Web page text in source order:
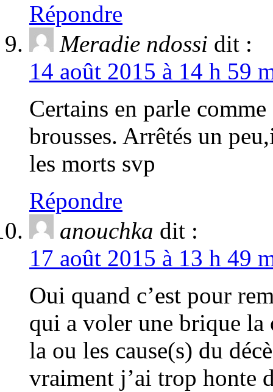
Répondre
Meradie ndossi dit :
14 août 2015 à 14 h 59
Certains en parle
brousses. Arrêtés un
les morts svp
Répondre
anouchka dit :
17 août 2015 à 13 h 49
Oui quand c’est pour
qui a voler une brique
la ou les cause(s) du
vraiment j’ai trop honte